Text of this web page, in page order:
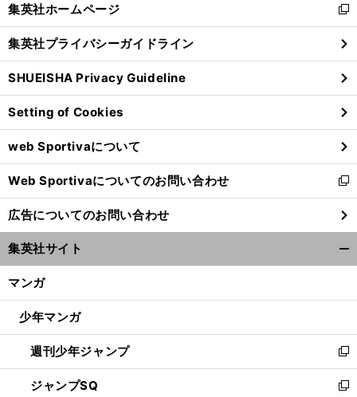
閉
る
集英社ホームページ
新
し
い
ウ
ィ
ン
ド
ウ
で
開
く
集英社プライバシーガイドライン
SHUEISHA Privacy Guideline
Setting of Cookies
web Sportivaについて
Web Sportivaについてのお問い合わせ
新
し
い
ウ
ィ
ン
ウ
開
く
広告についてのお問い合わせ
集英社サイト
マンガ
少年マンガ
週刊少年ジャンプ
新
し
い
ジャンプSQ
新